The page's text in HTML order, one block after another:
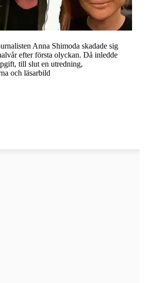
Anna Shimoda skadade sig
efter första olyckan. Då inledde
till slut en utredning,
och läsarbild